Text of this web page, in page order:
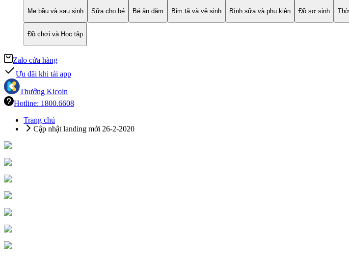
Mẹ bầu và sau sinh Sữa cho bé Bé ăn dặm Bỉm tã và vệ sinh Bình sữa và phụ kiện Đồ sơ sinh
Đồ chơi và Học tập
Zalo cửa hàng
Ưu đãi khi tải app
Thưởng Kicoin
Hotline: 1800.6608
Cập nhật landing mới 26-2-2020
Trang chủ
Cập nhật landing mới 26-2-2020